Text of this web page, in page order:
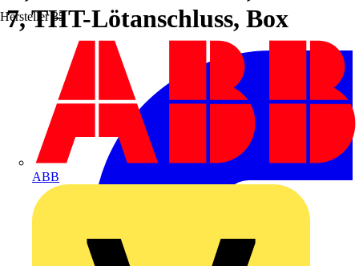
Hersteller 35
ABB
7, THT-Lötanschluss, Box